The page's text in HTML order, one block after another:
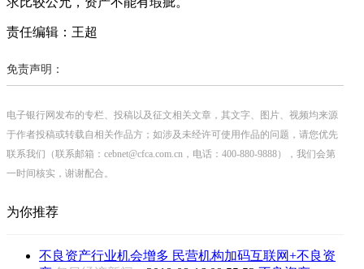
责任编辑：王超
免责声明：
电子银行网发布的专栏、投稿以及征文相关文章，其文字、图片、视频均来源
于作者投稿或转载自相关作品方；如涉及未经许可使用作品的问题，请您优先
联系我们（联系邮箱：cebnet@cfca.com.cn，电话：400-880-9888），我们会第
一时间核实，谢谢配合。
为你推荐
不良资产行业机会增多 民营机构加码互联网+不良资